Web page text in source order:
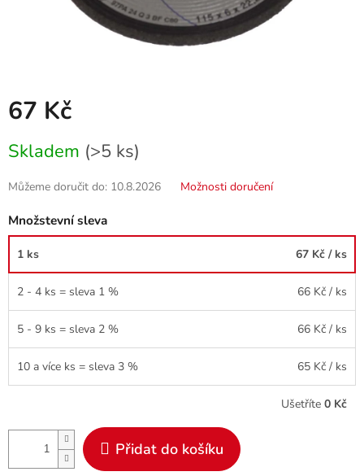
67 Kč
cena:
Skladem (>5 ks)
Můžeme doručit do: 10.8.2026 Možnosti doručení
Množstevní sleva
1 ks 67 Kč / ks
2 - 4 ks = sleva 1 % 66 Kč / ks
5 - 9 ks = sleva 2 % 66 Kč / ks
10 a více ks = sleva 3 % 65 Kč / ks
Ušetříte 0 Kč
Přidat do košíku